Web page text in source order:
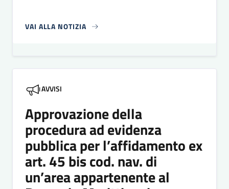
VAI ALLA NOTIZIA
AVVISI
Approvazione della
procedura ad evidenza
pubblica per l’affidamento ex
art. 45 bis cod. nav. di
un’area appartenente al